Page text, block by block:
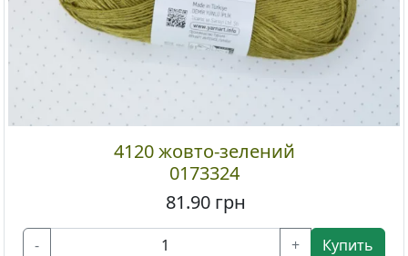
4120 жовто-зелений
0173324
81.90 грн
- + Купить